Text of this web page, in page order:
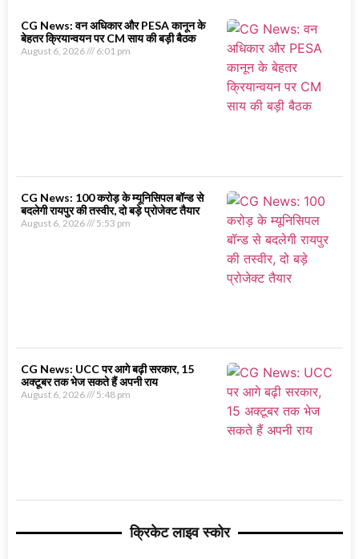
CG News: वन अधिकार और PESA कानून के
बेहतर क्रियान्वयन पर CM साय की बड़ी बैठक
August 6, 2026 6:01 pm
CG News: 100 करोड़ के म्यूनिसिपल बॉन्ड से
बदलेगी रायपुर की तस्वीर, दो बड़े प्रोजेक्ट तैयार
August 6, 2026 5:53 pm
CG News: UCC पर आगे बढ़ी सरकार, 15
अक्टूबर तक भेज सकते हैं अपनी राय
August 6, 2026 5:48 pm
क्रिकेट लाइव स्कोर